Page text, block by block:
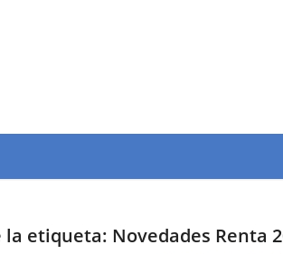
la etiqueta: Novedades Renta